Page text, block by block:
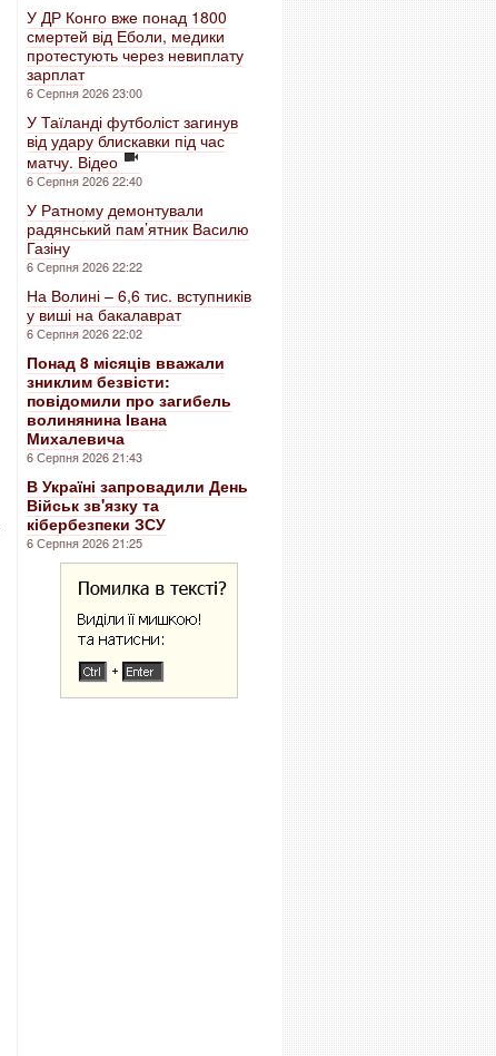
У ДР Конго вже понад 1800
смертей від Еболи, медики
протестують через невиплату
зарплат
6 Серпня 2026 23:00
У Таїланді футболіст загинув
від удару блискавки під час
матчу. Відео
6 Серпня 2026 22:40
У Ратному демонтували
радянський пам’ятник Василю
Газіну
6 Серпня 2026 22:22
На Волині – 6,6 тис. вступників
у виші на бакалаврат
6 Серпня 2026 22:02
Понад 8 місяців вважали
зниклим безвісти:
повідомили про загибель
волинянина Івана
Михалевича
6 Серпня 2026 21:43
В Україні запровадили День
Військ зв'язку та
кібербезпеки ЗСУ
6 Серпня 2026 21:25